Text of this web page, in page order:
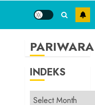
PARIWARA
INDEKS
INDEKS